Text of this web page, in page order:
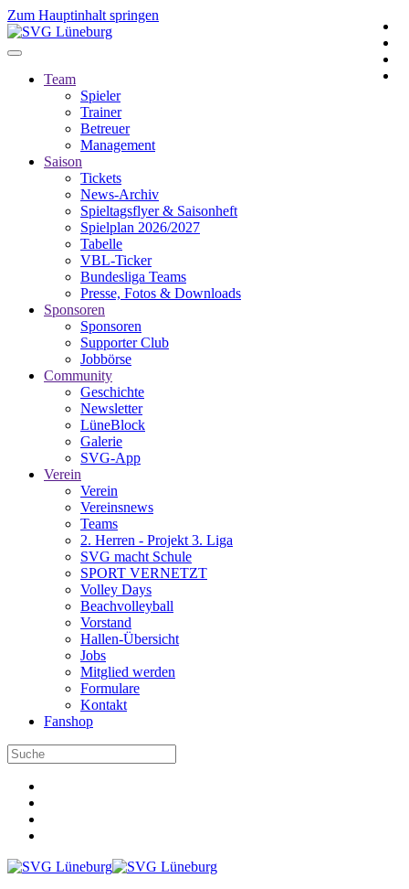
Zum Hauptinhalt springen
Team
Spieler
Trainer
Betreuer
Management
Saison
Tickets
News-Archiv
Spieltagsflyer & Saisonheft
Spielplan 2026/2027
Tabelle
VBL-Ticker
Bundesliga Teams
Presse, Fotos & Downloads
Sponsoren
Sponsoren
Supporter Club
Jobbörse
Community
Geschichte
Newsletter
LüneBlock
Galerie
SVG-App
Verein
Verein
Vereinsnews
Teams
2. Herren - Projekt 3. Liga
SVG macht Schule
SPORT VERNETZT
Volley Days
Beachvolleyball
Vorstand
Hallen-Übersicht
Jobs
Mitglied werden
Formulare
Kontakt
Fanshop